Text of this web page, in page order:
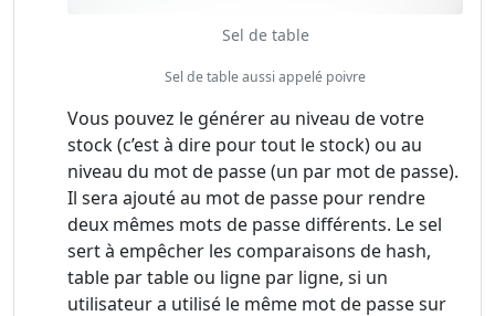
Sel de table
Sel de table aussi appelé poivre
Vous pouvez le générer au niveau de votre
stock (c’est à dire pour tout le stock) ou au
niveau du mot de passe (un par mot de passe).
Il sera ajouté au mot de passe pour rendre
deux mêmes mots de passe différents. Le sel
sert à empêcher les comparaisons de hash,
table par table ou ligne par ligne, si un
utilisateur a utilisé le même mot de passe sur